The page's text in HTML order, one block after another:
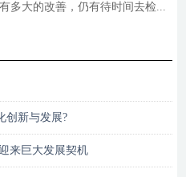
多大的改善，仍有待时间去检...
创新与发展?
来巨大发展契机